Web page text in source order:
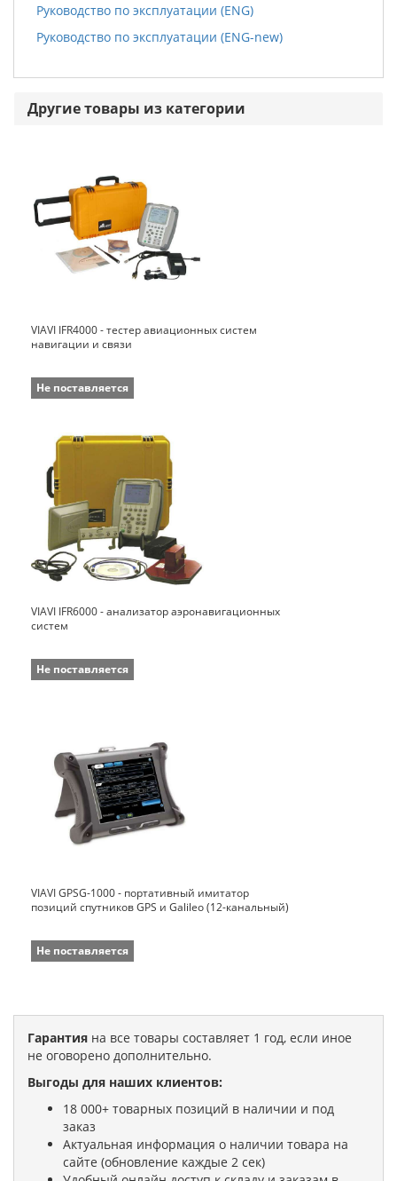
Руководство по эксплуатации (ENG)
Руководство по эксплуатации (ENG-new)
Другие товары из категории
VIAVI IFR4000 - тестер авиационных систем
навигации и связи
Не поставляется
VIAVI IFR6000 - анализатор аэронавигационных
систем
Не поставляется
VIAVI GPSG-1000 - портативный имитатор
позиций спутников GPS и Galileo (12-канальный)
Не поставляется
Гарантия на все товары составляет 1 год, если иное
не оговорено дополнительно.
Выгоды для наших клиентов:
18 000+ товарных позиций в наличии и под
заказ
Актуальная информация о наличии товара на
сайте (обновление каждые 2 сек)